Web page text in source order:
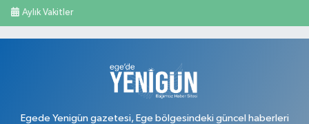
0 (276) 227 27 20
Yol Tarifi Al
Aylık Vakitler
Egede Yenigün gazetesi, Ege bölgesindeki güncel haberleri